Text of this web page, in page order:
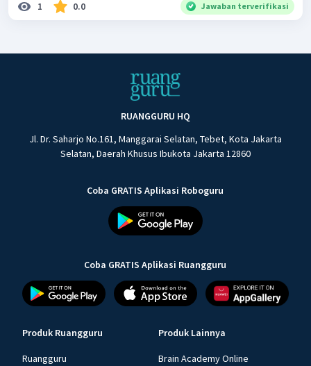
1 0.0 Jawaban terverifikasi
RUANGGURU HQ
Jl. Dr. Saharjo No.161, Manggarai Selatan, Tebet, Kota Jakarta
Selatan, Daerah Khusus Ibukota Jakarta 12860
Coba GRATIS Aplikasi Roboguru
Coba GRATIS Aplikasi Ruangguru
Produk Ruangguru
Ruangguru
Produk Lainnya
Brain Academy Online